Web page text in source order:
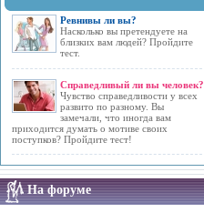
Ревнивы ли вы?
Насколько вы претендуете на
близких вам людей? Пройдите
тест.
Справедливый ли вы человек?
Чувство справедливости у всех
развито по разному. Вы
замечали, что иногда вам
приходится думать о мотиве своих
поступков? Пройдите тест!
На форуме